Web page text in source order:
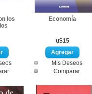
los
Economía
u$15
Mis Deseos
Comparar